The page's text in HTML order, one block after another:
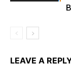
LEAVE A